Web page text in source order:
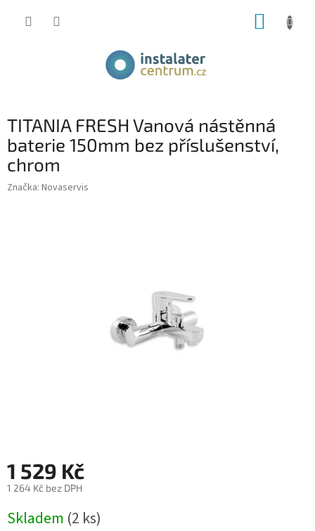
TITANIA FRESH Vanová nástěnná
baterie 150mm bez příslušenství,
chrom
Značka: Novaservis
1 529 Kč
1 264 Kč bez DPH
cena:
Skladem (2 ks)